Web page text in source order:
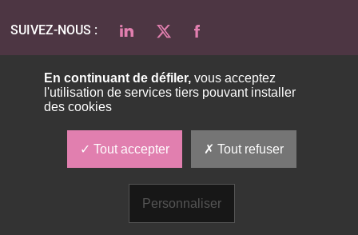
SUIVEZ-NOUS : LINKEDINTWITTERFACEBOOK
PLAN DU SITE
En continuant de défiler,vous acceptez
l'utilisation de services tiers pouvant installer
des cookies
Tout accepter Tout refuser
Personnaliser